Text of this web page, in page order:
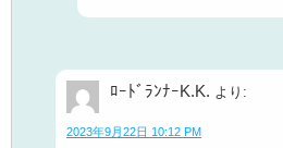
ﾛｰﾄﾞﾗﾝﾅｰK.K. より:
2023年9月22日 10:12 PM